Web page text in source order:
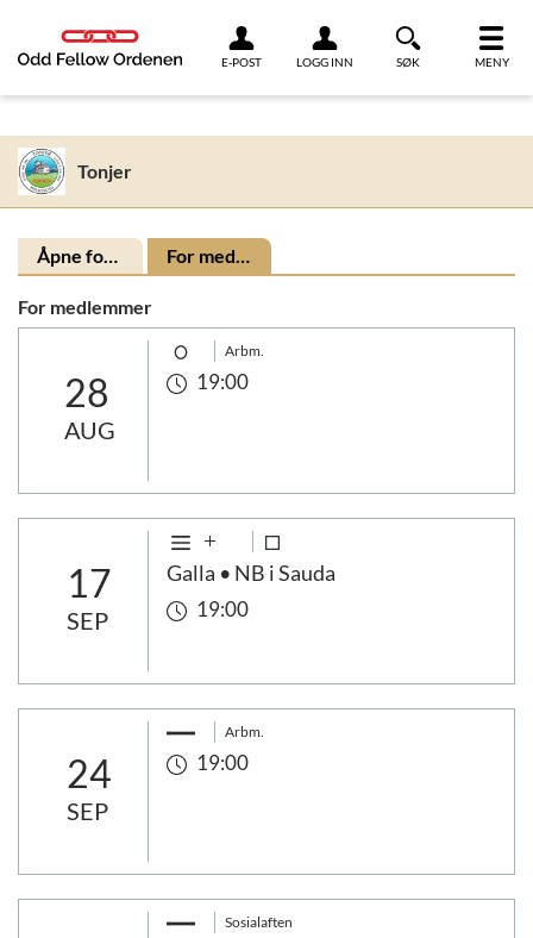
E-POST LOGG INN SØK MENY
Tonjer
For medlemmer
28
AUG
Arbm.
19:00
17
SEP
Galla • NB i Sauda
19:00
24
SEP
Arbm.
19:00
Sosialaften